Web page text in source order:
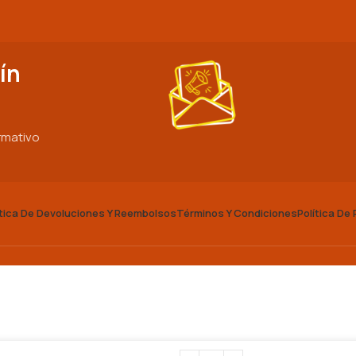
De Devoluciones Y ReembolsosTérminos Y CondicionesPolítica De